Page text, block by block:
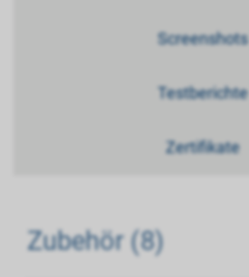
Screenshots
Testberichte
Zertifikate
Zubehör (8)